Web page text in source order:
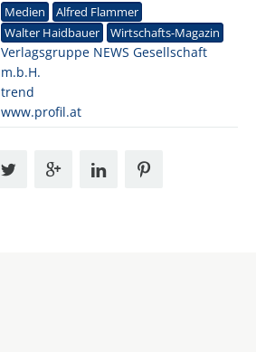
Medien
Alfred Flammer
Walter Haidbauer
Wirtschafts-Magazin
Verlagsgruppe NEWS Gesellschaft
m.b.H.
trend
www.profil.at